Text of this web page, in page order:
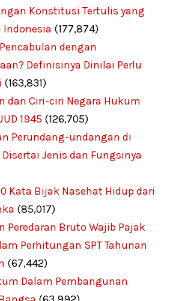
Konstitusi Tertulis yang
Indonesia (177,874)
dengan
Definisinya Dinilai Perlu
(163,831)
dan Ciri-ciri Negara Hukum
1945 (126,705)
Perundang-undangan di
Jenis dan Fungsinya
Kata Bijak Nasehat Hidup dari
(85,017)
Peredaran Bruto Wajib Pajak
Perhitungan SPT Tahunan
(67,442)
Dalam Pembangunan